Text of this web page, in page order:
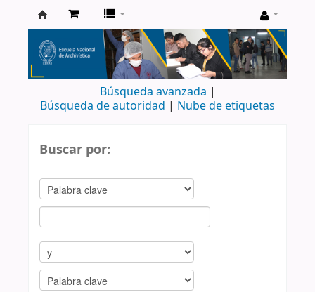
Catálogo
de
Biblioteca
ENA
Búsqueda avanzada
Búsqueda de autoridad
Nube de etiquetas
Buscar por: